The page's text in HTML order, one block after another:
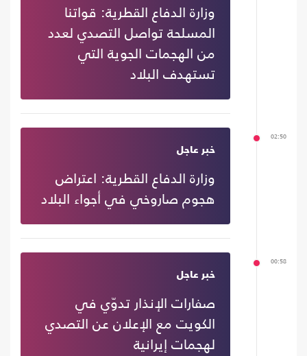
وزارة الدفاع القطرية: قواتنا
المسلحة تواصل التصدي لعدد
من الهجمات الجوية التي
تستهدف البلاد
02:50
خبر عاجل
وزارة الدفاع القطرية: اعتراض
هجوم صاروخي في أجواء البلاد
00:58
خبر عاجل
صفارات الإنذار تدوّي في
الكويت مع الإعلان عن التصدي
لهجمات إيرانية